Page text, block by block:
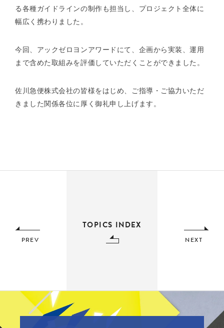
る各種ガイドラインの制作も担当し、プロジェクト全体に
幅広く携わりました。
今回、アックゼロヨンアワードにて、企画から実装、運用
まで含めた取組みを評価していただくことができました。
佐川急便株式会社の皆様をはじめ、ご指導・ご協力いただ
きました関係各位に厚く御礼申し上げます。
PREV
TOPICS INDEX
NEXT